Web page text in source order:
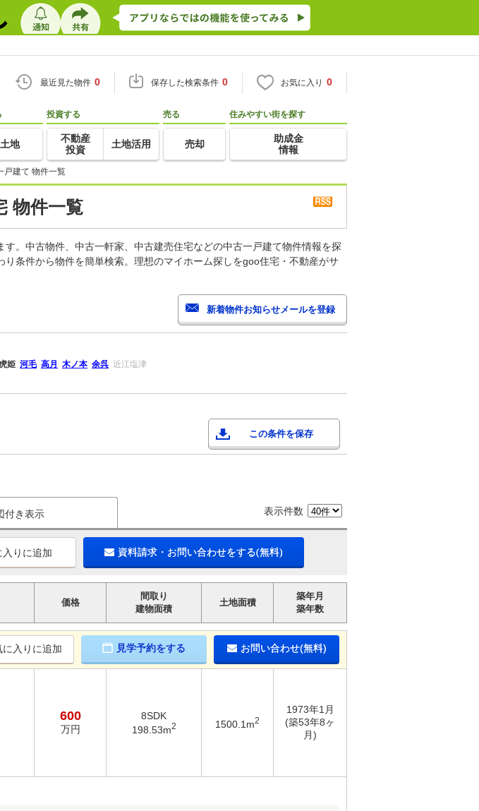
最近見た物件 0 保存した検索条件 0 お気に入り 0
土地
投資する
不動産
投資
土地活用
売る
売却
住みやすい街を探す
助成金
情報
戸建て 物件一覧
物件一覧
。中古物件、中古一軒家、中古建売住宅などの中古一戸建て物件情報を探
条件から物件を簡単検索。理想のマイホーム探しをgoo住宅・不動産がサ
虎姫 河毛 高月 木ノ本 余呉 近江塩津
この条件を保存
付き表示 表示件数
入りに追加 資料請求・お問い合わせをする(無料)
価格
間取り
建物面積
土地面積
築年月
築年数
に入りに追加 見学予約をする お問い合わせ(無料)
600
万円
8SDK
198.53m2 1500.1m2
1973年1月
(築53年8ヶ
月)